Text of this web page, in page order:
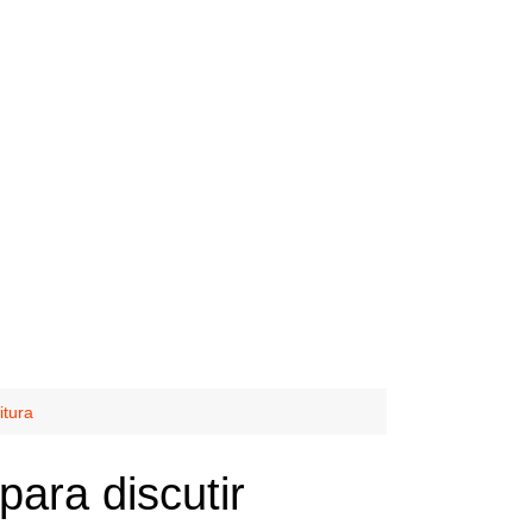
discutir